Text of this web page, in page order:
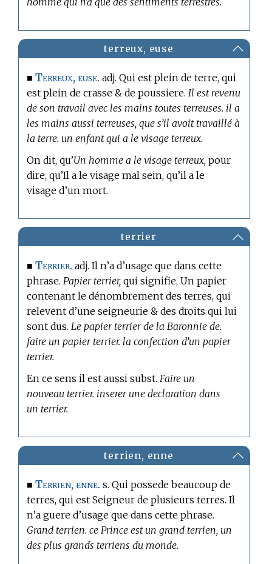
terreux, euse
■Terreux, euse. adj. Qui est plein de terre, qui
est plein de crasse & de poussiere. Il est revenu
de son travail avec les mains toutes terreuses. il a
les mains aussi terreuses, que s’il avoit travaillé à
la terre. un enfant qui a le visage terreux.
On dit, qu’Un homme a le visage terreux, pour
dire, qu’Il a le visage mal sein, qu’il a le
visage d’un mort.
terrier
■Terrier. adj. Il n’a d’usage que dans cette
phrase.Papier terrier, qui signifie, Un papier
contenant le dénombrement des terres, qui
relevent d’une seigneurie & des droits qui lui
sont dus.Le papier terrier de la Baronnie de.
faire un papier terrier. la confection d’un papier
terrier.
En ce sens il est aussi subst. Faire un
nouveau terrier. inserer une declaration dans
un terrier.
terrien, enne
■Terrien, enne. s. Qui possede beaucoup de
terres, qui est Seigneur de plusieurs terres. Il
n’a guere d’usage que dans cette phrase.
Grand terrien. ce Prince est un grand terrien, un
des plus grands terriens du monde.